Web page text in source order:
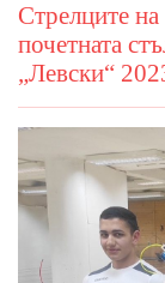
Стрелците
почетната
„Левски“